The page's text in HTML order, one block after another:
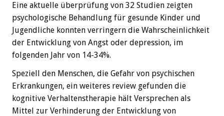
Eine aktuelle überprüfung von 32 Studien zeigten
psychologische Behandlung für gesunde Kinder und
Jugendliche konnten verringern die Wahrscheinlichkeit
der Entwicklung von Angst oder depression, im
folgenden Jahr von 14-34%.
Speziell den Menschen, die Gefahr von psychischen
Erkrankungen, ein weiteres review gefunden die
kognitive Verhaltenstherapie hält Versprechen als
Mittel zur Verhinderung der Entwicklung von